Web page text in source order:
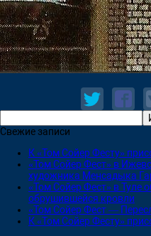
Свежие записи
К «Том Сойер Фесту»
«Том Сойер Фест» в
художника Менсадыка
«Том Сойер Фест» в Туле
обрушившейся кровли
«Том Сойер Фест —
К «Том Сойер Фесту»